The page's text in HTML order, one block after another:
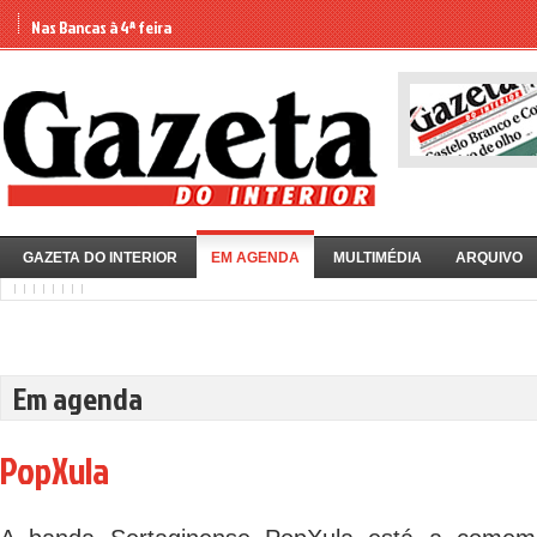
Nas Bancas à 4ª feira
GAZETA DO INTERIOR EM AGENDA MULTIMÉDIA ARQUIVO
Em agenda
PopXula